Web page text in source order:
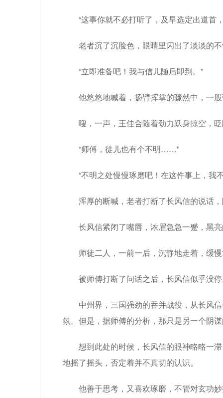
“这事你就不必打听了，及早选定出道首
老者沉了沉脸色，眼睛里闪出了淡淡的
“立即准备吧！我与信儿随后即到。”
他悠悠地喊着，扬臂挥掌的骤然中，一
嗖，一声，王佳合随着劲力跃身掠空，
“师傅，徒儿也有个不明……”
“不明之处慢慢琢磨吧！在这件事上，我
浑厚的断喊，老者打断了长风信的说话
长风信紧闭了嘴唇，浓眉急急一蹙，黑
师徒二人，一前一后，沉静地走着，缓
被师傅打断了问话之后，长风信似乎没
中州界，三国强劲的吞并战役，从长风
氛。但是，据师傅的分析，那只是另一个阴
想到此处的时候，长风信的眼神略略一
地摇了摇头，否定着并不真切的认识。
他善于思考，又喜欢琢磨，不管对玄功